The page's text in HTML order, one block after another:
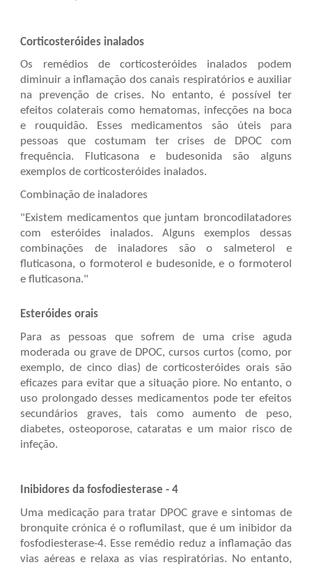
Corticosteróides inalados
Os remédios de corticosteróides inalados podem
diminuir a inflamação dos canais respiratórios e auxiliar
na prevenção de crises. No entanto, é possível ter
efeitos colaterais como hematomas, infecções na boca
e rouquidão. Esses medicamentos são úteis para
pessoas que costumam ter crises de DPOC com
frequência. Fluticasona e budesonida são alguns
exemplos de corticosteróides inalados.
Combinação de inaladores
"Existem medicamentos que juntam broncodilatadores
com esteróides inalados. Alguns exemplos dessas
combinações de inaladores são o salmeterol e
fluticasona, o formoterol e budesonide, e o formoterol
e fluticasona."
Esteróides orais
Para as pessoas que sofrem de uma crise aguda
moderada ou grave de DPOC, cursos curtos (como, por
exemplo, de cinco dias) de corticosteróides orais são
eficazes para evitar que a situação piore. No entanto, o
uso prolongado desses medicamentos pode ter efeitos
secundários graves, tais como aumento de peso,
diabetes, osteoporose, cataratas e um maior risco de
infeção.
Inibidores da fosfodiesterase - 4
Uma medicação para tratar DPOC grave e sintomas de
bronquite crónica é o roflumilast, que é um inibidor da
fosfodiesterase-4. Esse remédio reduz a inflamação das
vias aéreas e relaxa as vias respiratórias. No entanto,